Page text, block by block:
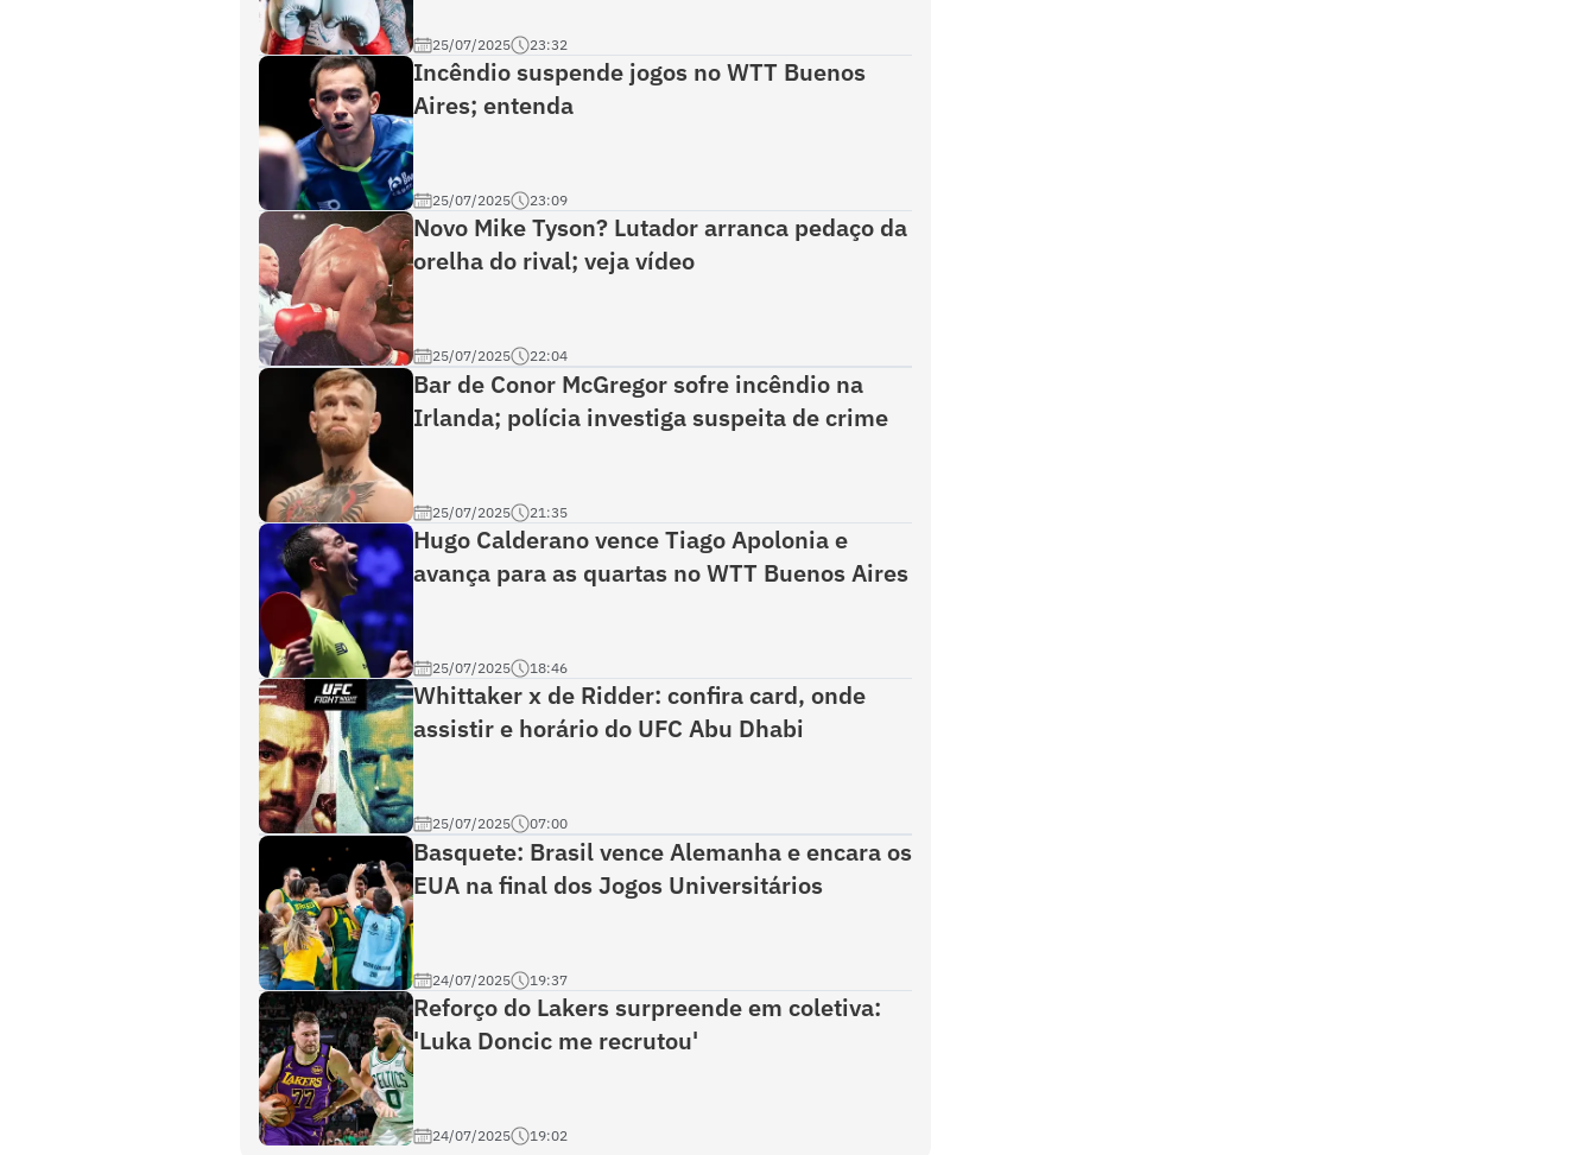
25/07/2025 23:32
Incêndio suspende jogos no WTT Buenos
Aires; entenda
25/07/2025 23:09
Novo Mike Tyson? Lutador arranca pedaço da
orelha do rival; veja vídeo
25/07/2025 22:04
Bar de Conor McGregor sofre incêndio na
Irlanda; polícia investiga suspeita de crime
25/07/2025 21:35
Hugo Calderano vence Tiago Apolonia e
avança para as quartas no WTT Buenos Aires
25/07/2025 18:46
Whittaker x de Ridder: confira card, onde
assistir e horário do UFC Abu Dhabi
25/07/2025 07:00
Basquete: Brasil vence Alemanha e encara os
EUA na final dos Jogos Universitários
24/07/2025 19:37
Reforço do Lakers surpreende em coletiva:
'Luka Doncic me recrutou'
24/07/2025 19:02